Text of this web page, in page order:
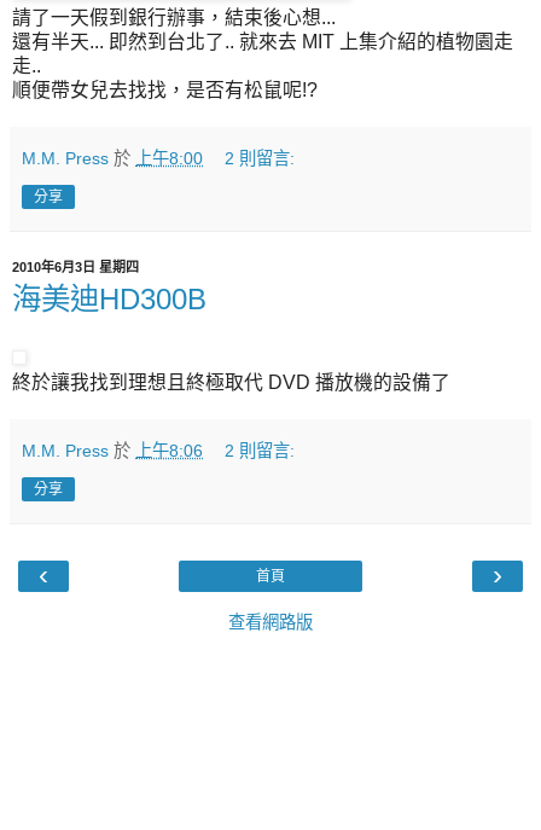
請了一天假到銀行辦事，結束後心想...
還有半天... 即然到台北了.. 就來去 MIT 上集介紹的植物園走
走..
順便帶女兒去找找，是否有松鼠呢!?
M.M. Press 於 上午8:00 2 則留言:
分享
2010年6月3日 星期四
海美迪HD300B
終於讓我找到理想且終極取代 DVD 播放機的設備了
M.M. Press 於 上午8:06 2 則留言:
分享
‹ ›
首頁
查看網路版